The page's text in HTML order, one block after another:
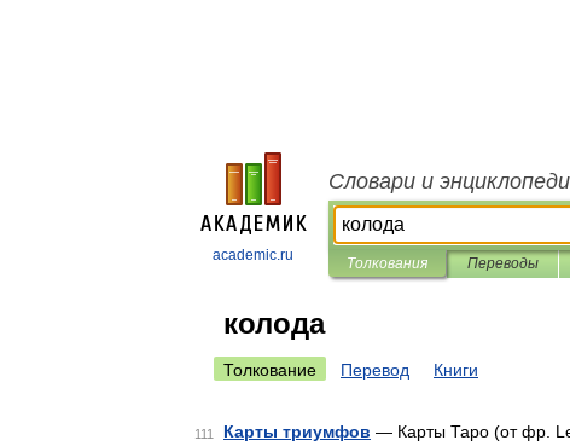
academic.ru
Словари и
Толкования Переводы
колода
Толкование Перевод Книги
111 Карты триумфов — Карты Таро (от фр. Le